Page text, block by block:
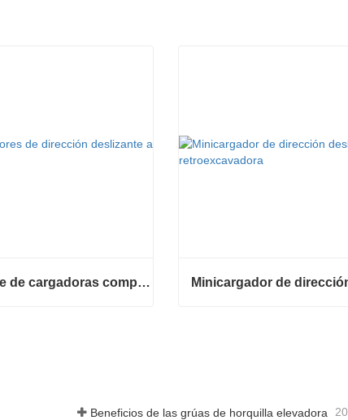
Fabricante de cargadoras compactas de China
Beneficios de las grúas de horquilla elevadora